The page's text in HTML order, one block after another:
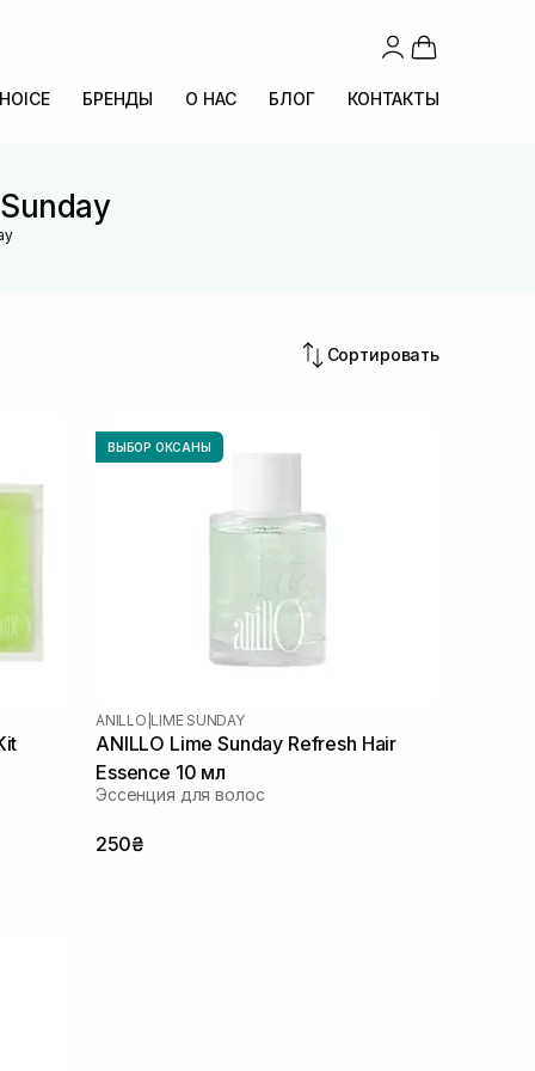
БРЕНДЫ О НАС БЛОГ КОНТАКТЫ
Сортировать
ВЫБОР ОКСАНЫ
ANILLO LIME SUNDAY
ANILLO Lime Sunday Refresh Hair
Essence 10 мл
Эссенция для волос
250₴